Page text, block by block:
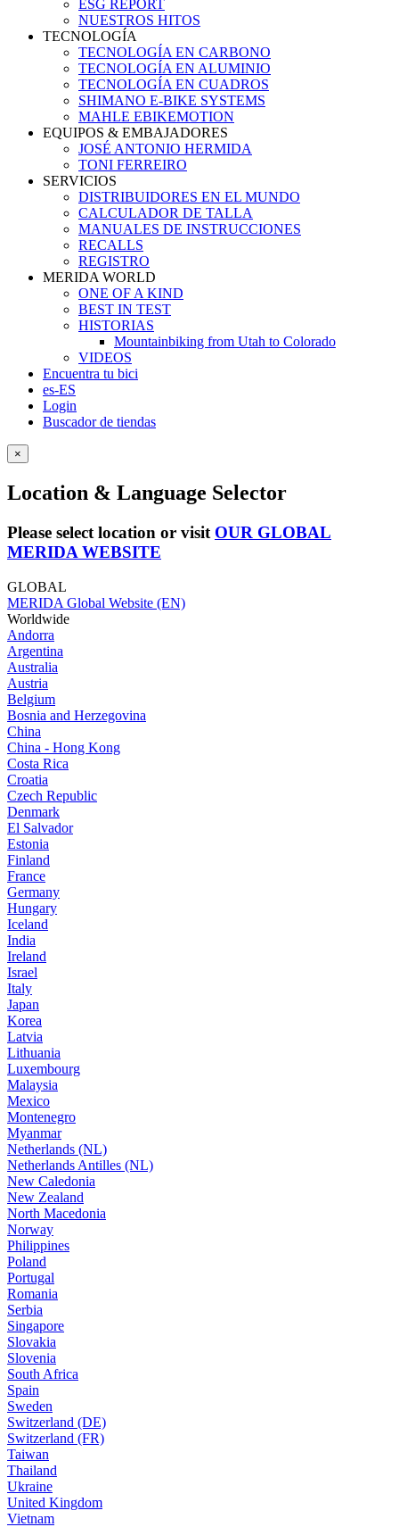
ESG REPORT
NUESTROS HITOS
TECNOLOGÍA
TECNOLOGÍA EN CARBONO
TECNOLOGÍA EN ALUMINIO
TECNOLOGÍA EN CUADROS
SHIMANO E-BIKE SYSTEMS
MAHLE EBIKEMOTION
EQUIPOS & EMBAJADORES
JOSÉ ANTONIO HERMIDA
TONI FERREIRO
SERVICIOS
DISTRIBUIDORES EN EL MUNDO
CALCULADOR DE TALLA
MANUALES DE INSTRUCCIONES
RECALLS
REGISTRO
MERIDA WORLD
ONE OF A KIND
BEST IN TEST
HISTORIAS
Mountainbiking from Utah to Colorado
VIDEOS
Encuentra tu bici
es-ES
Login
Buscador de tiendas
×
Location & Language Selector
Please select location or visit OUR GLOBAL
MERIDA WEBSITE
GLOBAL
MERIDA Global Website (EN)
Worldwide
Andorra
Argentina
Australia
Austria
Belgium
Bosnia and Herzegovina
China
China - Hong Kong
Costa Rica
Croatia
Czech Republic
Denmark
El Salvador
Estonia
Finland
France
Germany
Hungary
Iceland
India
Ireland
Israel
Italy
Japan
Korea
Latvia
Lithuania
Luxembourg
Malaysia
Mexico
Montenegro
Myanmar
Netherlands (NL)
Netherlands Antilles (NL)
New Caledonia
New Zealand
North Macedonia
Norway
Philippines
Poland
Portugal
Romania
Serbia
Singapore
Slovakia
Slovenia
South Africa
Spain
Sweden
Switzerland (DE)
Switzerland (FR)
Taiwan
Thailand
Ukraine
United Kingdom
Vietnam